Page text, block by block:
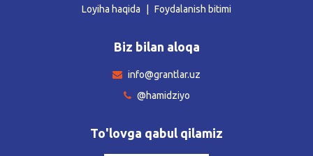
Loyiha haqida
Foydalanish bitimi
Biz bilan aloqa
info@grantlar.uz
@hamidziyo
To'lovga qabul qilamiz